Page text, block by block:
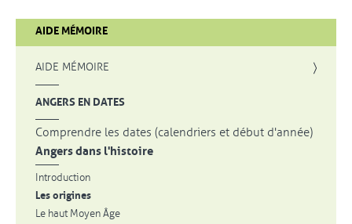
AIDE MÉMOIRE
AIDE MÉMOIRE
ANGERS EN DATES
Comprendre les dates (calendriers et début d'année)
Angers dans l'histoire
Introduction
Les origines
Le haut Moyen Âge